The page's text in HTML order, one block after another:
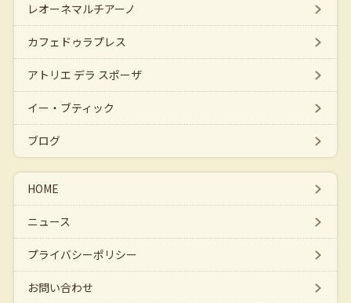
レオーネマルチアーノ
カフェドゥラプレス
アトリエ デラ スポーザ
イー・ブティック
ブログ
HOME
ニュース
プライバシーポリシー
お問い合わせ